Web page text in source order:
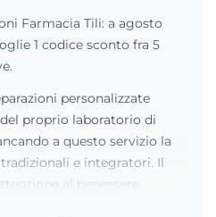
Farmacia Tili: a agosto
1 codice sconto fra 5
personalizzate
proprio laboratorio di
a questo servizio la
e integratori. Il
al benessere